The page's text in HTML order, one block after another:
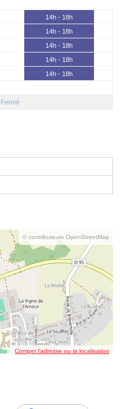
14h - 18h
14h - 18h
14h - 18h
14h - 18h
14h - 18h
Fermé
© contributeurs OpenStreetMap
Corriger l’adresse ou la localisation